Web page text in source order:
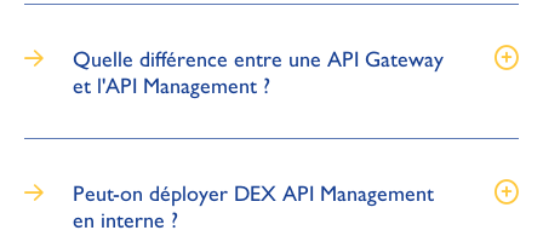
Quelle différence entre une API Gateway
et l'API Management ?
Peut-on déployer DEX API Management
en interne ?